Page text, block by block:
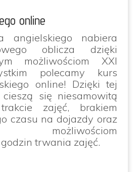
online
angielskiego nabiera
oblicza dzięki
możliwościom XXI
polecamy kurs
online! Dzięki tej
się niesamowitą
zajęć, brakiem
czasu na dojazdy oraz
możliwościom
trwania zajęć.